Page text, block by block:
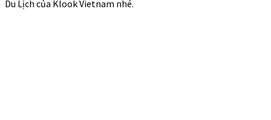
Du Lịch của Klook Vietnam nhé.